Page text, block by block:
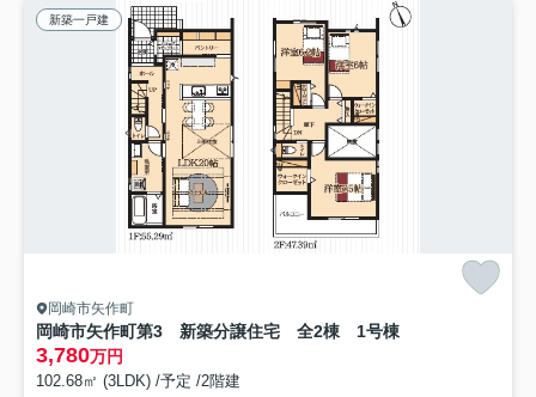
新築一戸建
岡崎市矢作町
岡崎市矢作町第3 新築分譲住宅 全2棟 1号棟
3,780万円
102.68㎡ (3LDK) /予定 /2階建